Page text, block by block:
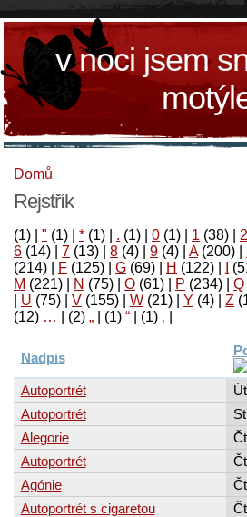
v noci jsem
Domů
Rejstřík
(1) " (1) * (1) . (1) 0 (1) 1 (38) 2
6 (14) 7 (13) 8 (4) 9 (4) A(200)
(214)
F (125) G (69) H (122)
M (221) N (75) O (61) P (234) Q
U (75) V (155) W (21) Y (4) Z
‚
(1)
“
(1)
„
(2)
…
(12)
Nadpis
Autoportrét
Autoportrét
Alegorie
Autoportrét
Agónie
Autoportrét s cigaretou